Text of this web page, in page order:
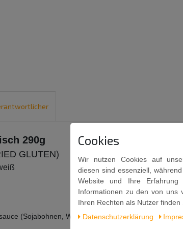
290g
GLUTEN)
(Sojabohnen, Weizen, Wasser, Salz), Zucker,
Cookies
Wir nutzen Cookies auf
diesen sind essenziell,
Website und Ihre Erfahrung
Informationen zu den von uns
Ihren Rechten als Nutzer finden
Daten­schutz­erklärung